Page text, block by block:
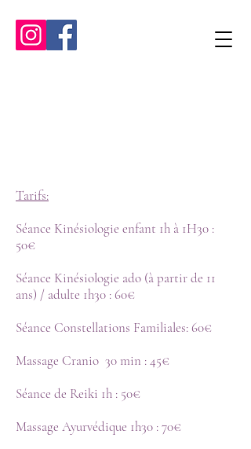
CLAIRE PRATICIENNE
Tarifs:
Séance Kinésiologie enfant 1h à 1H30 :
50€
Séance Kinésiologie ado (à partir de 11
ans) / adulte 1h30 : 60€
Séance Constellations Familiales: 60€
Massage Cranio 30 min : 45€
Séance de Reiki 1h : 50€
Massage Ayurvédique 1h30 : 70€